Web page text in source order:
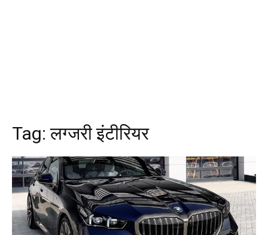
Tag:लग्जरी इंटीरियर